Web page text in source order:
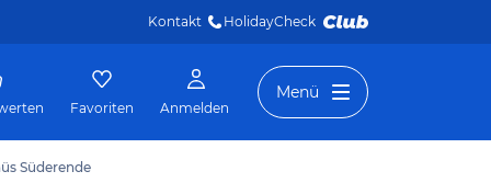
Kontakt HolidayCheck
Favoriten Anmelden
Menü
Süderende